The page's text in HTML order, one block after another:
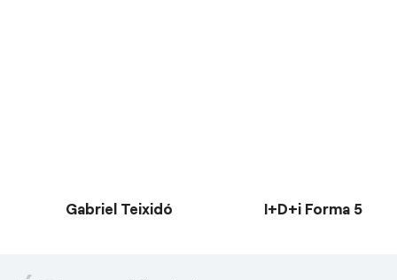
Gabriel Teixidó I+D+i Forma 5